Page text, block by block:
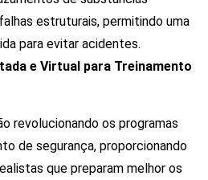
estruturais, permitindo uma
para evitar acidentes.
e Virtual para Treinamento
revolucionando os programas
de segurança, proporcionando
que preparam melhor os